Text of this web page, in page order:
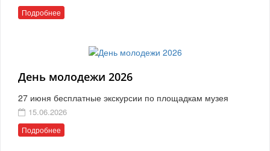
Подробнее
День молодежи 2026
27 июня бесплатные экскурсии по площадкам музея
15.06.2026
Подробнее